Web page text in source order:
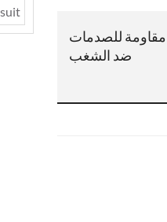
مقاومة للصدمات
ضد الشغب